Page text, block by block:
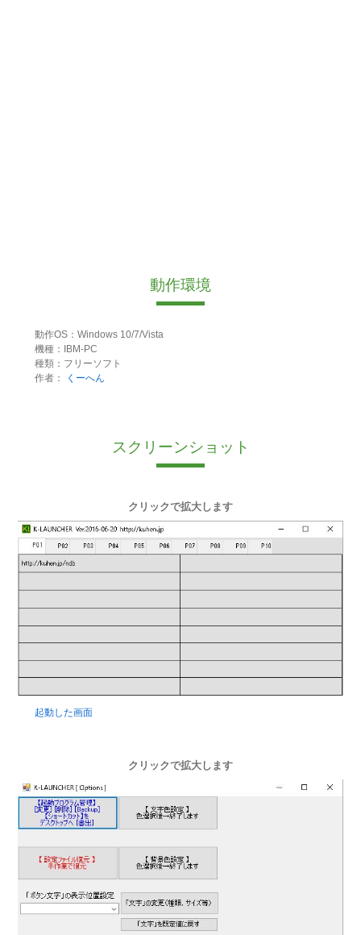
動作環境
動作OS：Windows 10/7/Vista
機種：IBM-PC
種類：フリーソフト
作者：
くーへん
スクリーンショット
クリックで拡大します
起動した画面
クリックで拡大します